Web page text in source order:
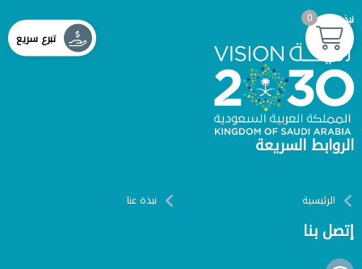
نبذة عنا
الروابط السريعة
الرئيسية نبذة عنا
إتصل بنا
تبرع سريع
0